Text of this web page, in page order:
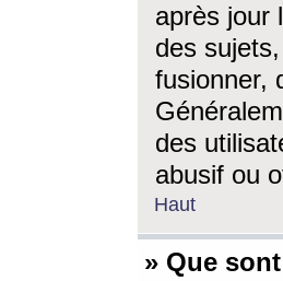
après jour
des
fusionner,
des
abusif ou
Haut
» Que